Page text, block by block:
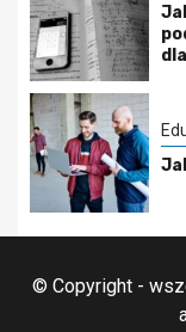
© Copyright -